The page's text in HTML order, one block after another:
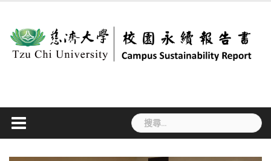
content
搜
尋
鍵